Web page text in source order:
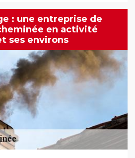
: une entreprise de
en activité
ses environs